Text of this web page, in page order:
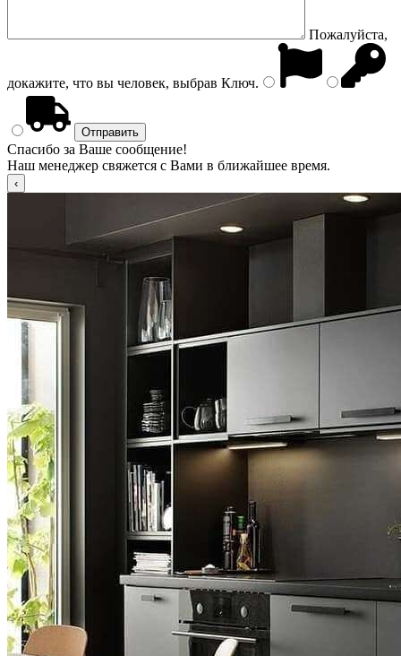
Пожалуйста,
докажите, что вы человек, выбрав Ключ.
Спасибо за Ваше сообщение!
Наш менеджер свяжется с Вами в ближайшее время.